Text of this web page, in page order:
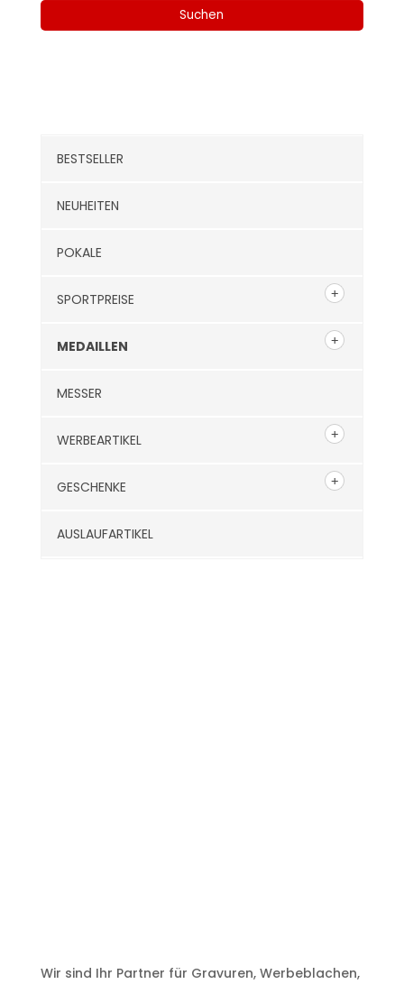
Suchen
BESTSELLER
NEUHEITEN
POKALE
SPORTPREISE
MEDAILLEN
MESSER
WERBEARTIKEL
GESCHENKE
AUSLAUFARTIKEL
Wir sind Ihr Partner für Gravuren, Werbeblachen,